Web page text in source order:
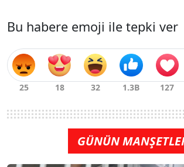
Bu habere emoji ile tepki ver
GÜNÜN